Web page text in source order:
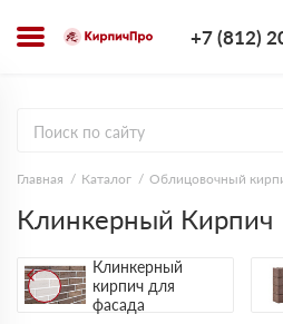
+7 (812)
Главная Каталог Облицовочный
Клинкерный Кирпич
Клинкерный
кирпич для
фасада